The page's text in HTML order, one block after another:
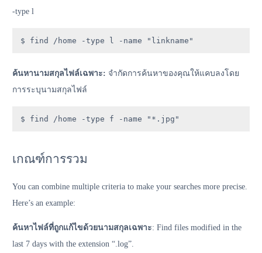
-type l
$ find /home -type l -name "linkname"
ค้นหานามสกุลไฟล์เฉพาะ: จำกัดการค้นหาของคุณให้แคบลงโดย
การระบุนามสกุลไฟล์
$ find /home -type f -name "*.jpg"
เกณฑ์การรวม
You can combine multiple criteria to make your searches more precise.
Here’s an example:
ค้นหาไฟล์ที่ถูกแก้ไขด้วยนามสกุลเฉพาะ: Find files modified in the
last 7 days with the extension “.log”.